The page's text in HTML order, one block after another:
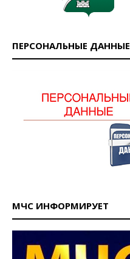
ПЕРСОНАЛЬНЫЕ ДАННЫЕ
МЧС ИНФОРМИРУЕТ